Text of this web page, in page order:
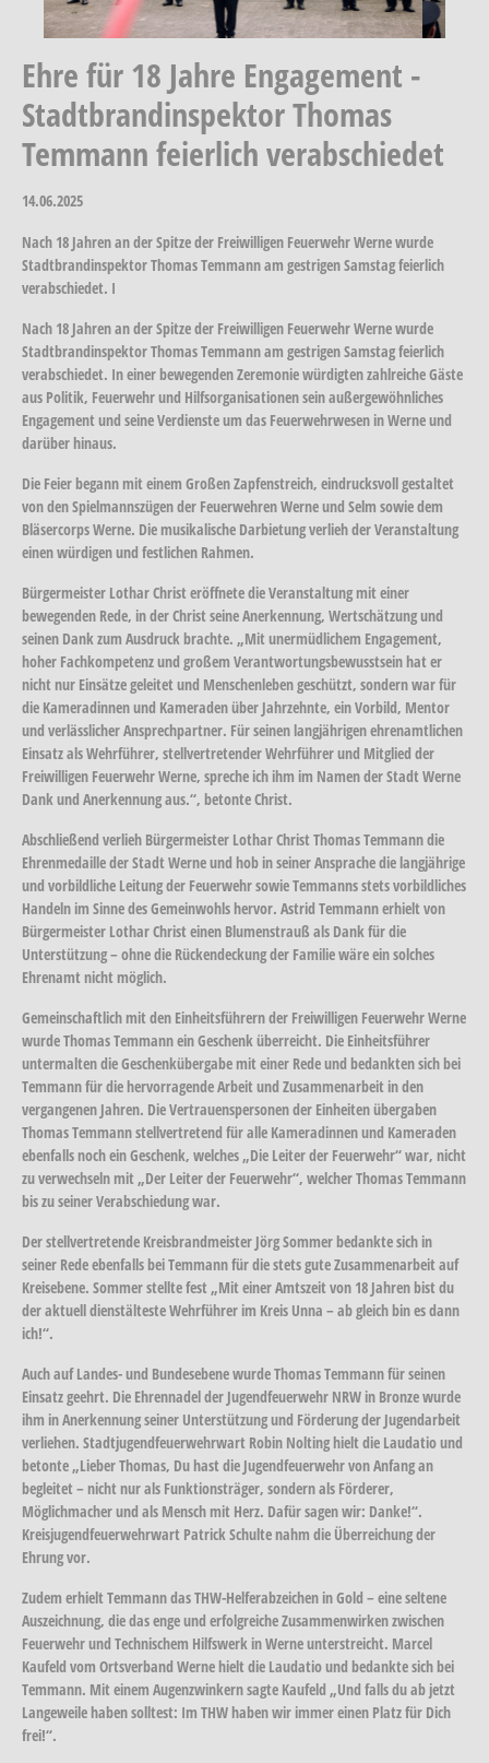
Ehre für 18 Jahre Engagement -
Stadtbrandinspektor Thomas
Temmann feierlich verabschiedet
14.06.2025
Nach 18 Jahren an der Spitze der Freiwilligen Feuerwehr Werne wurde
Stadtbrandinspektor Thomas Temmann am gestrigen Samstag feierlich
verabschiedet. I
Nach 18 Jahren an der Spitze der Freiwilligen Feuerwehr Werne wurde
Stadtbrandinspektor Thomas Temmann am gestrigen Samstag feierlich
verabschiedet. In einer bewegenden Zeremonie würdigten zahlreiche Gäste
aus Politik, Feuerwehr und Hilfsorganisationen sein außergewöhnliches
Engagement und seine Verdienste um das Feuerwehrwesen in Werne und
darüber hinaus.
Die Feier begann mit einem Großen Zapfenstreich, eindrucksvoll gestaltet
von den Spielmannszügen der Feuerwehren Werne und Selm sowie dem
Bläsercorps Werne. Die musikalische Darbietung verlieh der Veranstaltung
einen würdigen und festlichen Rahmen.
Bürgermeister Lothar Christ eröffnete die Veranstaltung mit einer
bewegenden Rede, in der Christ seine Anerkennung, Wertschätzung und
seinen Dank zum Ausdruck brachte. „Mit unermüdlichem Engagement,
hoher Fachkompetenz und großem Verantwortungsbewusstsein hat er
nicht nur Einsätze geleitet und Menschenleben geschützt, sondern war für
die Kameradinnen und Kameraden über Jahrzehnte, ein Vorbild, Mentor
und verlässlicher Ansprechpartner. Für seinen langjährigen ehrenamtlichen
Einsatz als Wehrführer, stellvertretender Wehrführer und Mitglied der
Freiwilligen Feuerwehr Werne, spreche ich ihm im Namen der Stadt Werne
Dank und Anerkennung aus.“, betonte Christ.
Abschließend verlieh Bürgermeister Lothar Christ Thomas Temmann die
Ehrenmedaille der Stadt Werne und hob in seiner Ansprache die langjährige
und vorbildliche Leitung der Feuerwehr sowie Temmanns stets vorbildliches
Handeln im Sinne des Gemeinwohls hervor. Astrid Temmann erhielt von
Bürgermeister Lothar Christ einen Blumenstrauß als Dank für die
Unterstützung – ohne die Rückendeckung der Familie wäre ein solches
Ehrenamt nicht möglich.
Gemeinschaftlich mit den Einheitsführern der Freiwilligen Feuerwehr Werne
wurde Thomas Temmann ein Geschenk überreicht. Die Einheitsführer
untermalten die Geschenkübergabe mit einer Rede und bedankten sich bei
Temmann für die hervorragende Arbeit und Zusammenarbeit in den
vergangenen Jahren. Die Vertrauenspersonen der Einheiten übergaben
Thomas Temmann stellvertretend für alle Kameradinnen und Kameraden
ebenfalls noch ein Geschenk, welches „Die Leiter der Feuerwehr“ war, nicht
zu verwechseln mit „Der Leiter der Feuerwehr“, welcher Thomas Temmann
bis zu seiner Verabschiedung war.
Der stellvertretende Kreisbrandmeister Jörg Sommer bedankte sich in
seiner Rede ebenfalls bei Temmann für die stets gute Zusammenarbeit auf
Kreisebene. Sommer stellte fest „Mit einer Amtszeit von 18 Jahren bist du
der aktuell dienstälteste Wehrführer im Kreis Unna – ab gleich bin es dann
ich!“.
Auch auf Landes- und Bundesebene wurde Thomas Temmann für seinen
Einsatz geehrt. Die Ehrennadel der Jugendfeuerwehr NRW in Bronze wurde
ihm in Anerkennung seiner Unterstützung und Förderung der Jugendarbeit
verliehen. Stadtjugendfeuerwehrwart Robin Nolting hielt die Laudatio und
betonte „Lieber Thomas, Du hast die Jugendfeuerwehr von Anfang an
begleitet – nicht nur als Funktionsträger, sondern als Förderer,
Möglichmacher und als Mensch mit Herz. Dafür sagen wir: Danke!“.
Kreisjugendfeuerwehrwart Patrick Schulte nahm die Überreichung der
Ehrung vor.
Zudem erhielt Temmann das THW-Helferabzeichen in Gold – eine seltene
Auszeichnung, die das enge und erfolgreiche Zusammenwirken zwischen
Feuerwehr und Technischem Hilfswerk in Werne unterstreicht. Marcel
Kaufeld vom Ortsverband Werne hielt die Laudatio und bedankte sich bei
Temmann. Mit einem Augenzwinkern sagte Kaufeld „Und falls du ab jetzt
Langeweile haben solltest: Im THW haben wir immer einen Platz für Dich
frei!“.